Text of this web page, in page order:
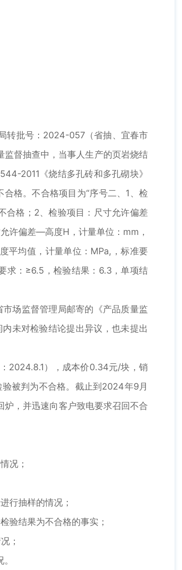
转批号：2024-057（省抽、宜春市
督抽查中，当事人生产的页岩烧结
2011《烧结多孔砖和多孔砌块》
格。不合格项目为“序号二、1、检
格；2、检验项目：尺寸允许偏差
许偏差—高度H，计量单位：mm，
平均值，计量单位：MPa,，标准要
求：≥6.5，检验结果：6.3，单项结
场监督管理局邮寄的《产品质量监
未对检验结论提出异议，也未提出
2024.8.1），成本价0.34元/块，销
被判为不合格。截止到2024年9月
，并迅速向客户致电要求召回不合
况；
行抽样的情况；
结果为不合格的事实；
；